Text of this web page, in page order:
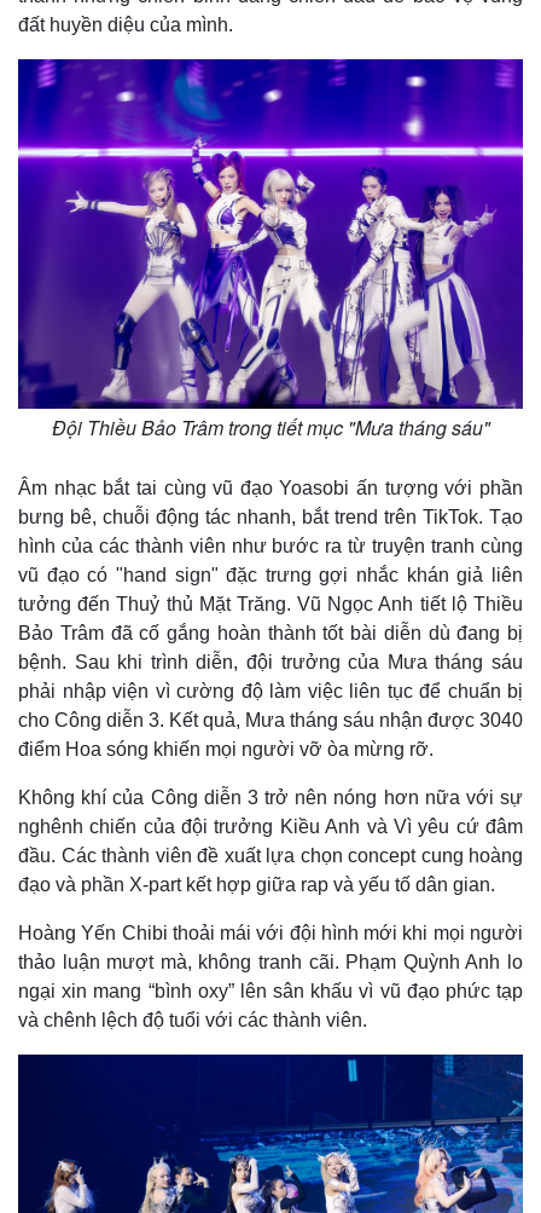
Quân sự - Quốc phòng
Vũ khí
Việt Nam
Phân tích
Thể thao
Ô tô - Xe máy
đất huyền diệu của mình.
Đội Thiều Bảo Trâm trong tiết mục "Mưa tháng sáu"
Âm nhạc bắt tai cùng vũ đạo Yoasobi ấn tượng với phần
bưng bê, chuỗi động tác nhanh, bắt trend trên TikTok. Tạo
hình của các thành viên như bước ra từ truyện tranh cùng
vũ đạo có "hand sign" đặc trưng gợi nhắc khán giả liên
tưởng đến Thuỷ thủ Mặt Trăng. Vũ Ngọc Anh tiết lộ Thiều
Bảo Trâm đã cố gắng hoàn thành tốt bài diễn dù đang bị
bệnh. Sau khi trình diễn, đội trưởng của Mưa tháng sáu
phải nhập viện vì cường độ làm việc liên tục để chuẩn bị
cho Công diễn 3. Kết quả, Mưa tháng sáu nhận được 3040
điểm Hoa sóng khiến mọi người vỡ òa mừng rỡ.
Không khí của Công diễn 3 trở nên nóng hơn nữa với sự
nghênh chiến của đội trưởng Kiều Anh và Vì yêu cứ đâm
đầu. Các thành viên đề xuất lựa chọn concept cung hoàng
đạo và phần X-part kết hợp giữa rap và yếu tố dân gian.
Hoàng Yến Chibi thoải mái với đội hình mới khi mọi người
thảo luận mượt mà, không tranh cãi. Phạm Quỳnh Anh lo
ngại xin mang “bình oxy” lên sân khấu vì vũ đạo phức tạp
và chênh lệch độ tuổi với các thành viên.